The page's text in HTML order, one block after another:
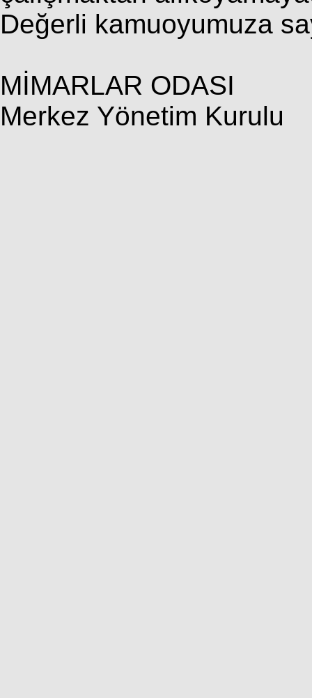
Değerli kamuoyumuza
MİMARLAR ODASI
Merkez Yönetim Kurulu